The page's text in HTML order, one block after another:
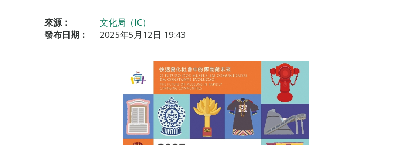
來源：
文化局（IC）
發布日期：
2025年5月12日 19:43